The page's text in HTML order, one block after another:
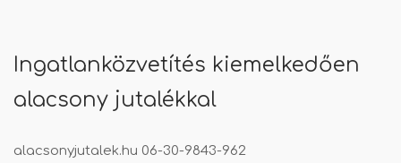
Ingatlanközvetítés kiemelkedően
alacsony jutalékkal
alacsonyjutalek.hu 06-30-9843-962